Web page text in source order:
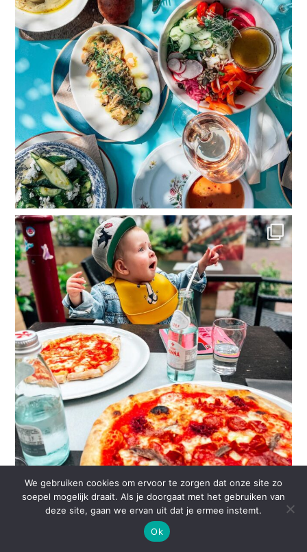
We gebruiken cookies om ervoor te zorgen dat onze site zo
soepel mogelijk draait. Als je doorgaat met het gebruiken van
deze site, gaan we ervan uit dat je ermee instemt.
Ok